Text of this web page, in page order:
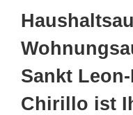
Sankt
Chirillo ist